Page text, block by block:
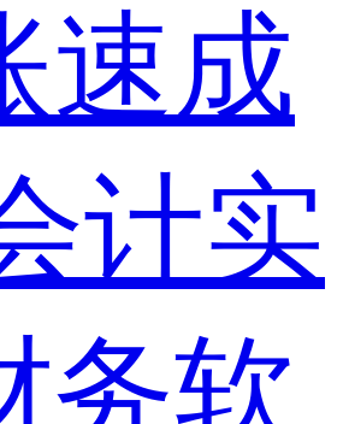
速成
计实
务软